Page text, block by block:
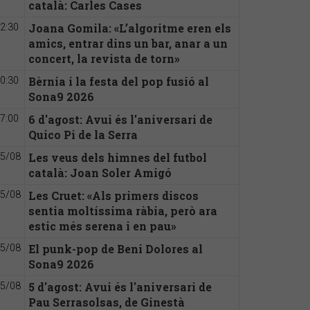
català: Carles Cases
Joana Gomila: «L’algoritme eren els
amics, entrar dins un bar, anar a un
concert, la revista de torn»
Bèrnia i la festa del pop fusió al
Sona9 2026
6 d'agost: Avui és l'aniversari de
Quico Pi de la Serra
08
Les veus dels himnes del futbol
català: Joan Soler Amigó
08
Les Cruet: «Als primers discos
sentia moltíssima ràbia, però ara
estic més serena i en pau»
08
El punk-pop de Beni Dolores al
Sona9 2026
08
5 d'agost: Avui és l'aniversari de
Pau Serrasolsas, de Ginestà